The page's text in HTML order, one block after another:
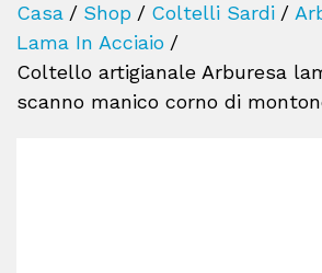
Casa / Shop / Coltelli Sardi /
Lama In Acciaio /
Coltello artigianale Arburesa
scanno manico corno di